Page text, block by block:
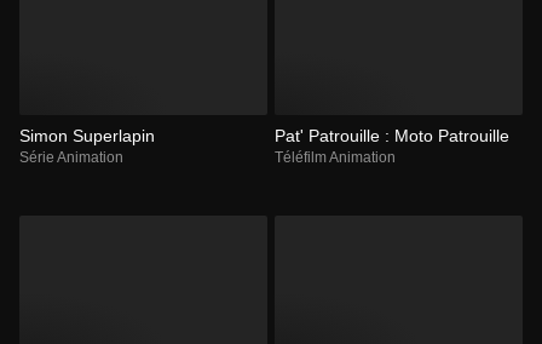
Simon Superlapin
Série Animation
Pat' Patrouille : Moto Patrouille
Téléfilm Animation